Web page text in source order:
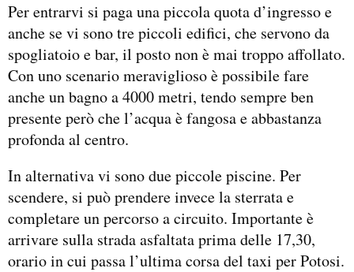
Per entrarvi si paga una piccola quota d’ingresso e
anche se vi sono tre piccoli edifici, che servono da
spogliatoio e bar, il posto non è mai troppo affollato.
Con uno scenario meraviglioso è possibile fare
anche un bagno a 4000 metri, tendo sempre ben
presente però che l’acqua è fangosa e abbastanza
profonda al centro.
In alternativa vi sono due piccole piscine. Per
scendere, si può prendere invece la sterrata e
completare un percorso a circuito. Importante è
arrivare sulla strada asfaltata prima delle 17,30,
orario in cui passa l’ultima corsa del taxi per Potosi.